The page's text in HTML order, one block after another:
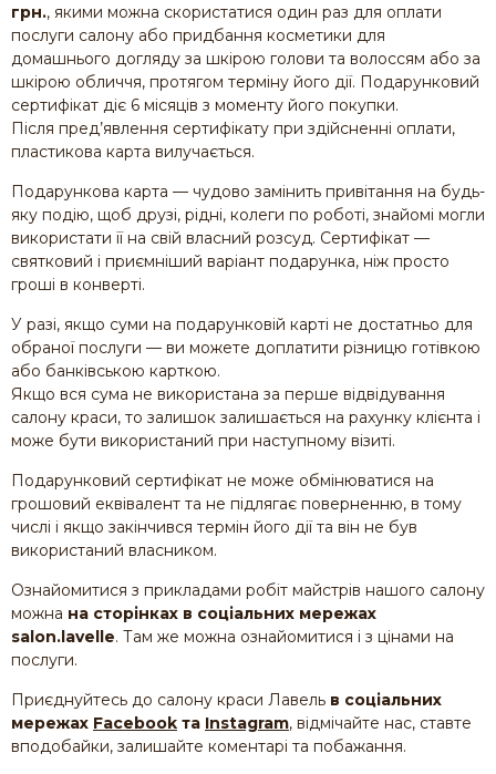
грн., якими можна скористатися один раз для оплати
послуги салону або придбання косметики для
домашнього догляду за шкірою голови та волоссям або за
шкірою обличчя, протягом терміну його дії. Подарунковий
сертифікат діє 6 місяців з моменту його покупки.
Після пред’явлення сертифікату при здійсненні оплати,
пластикова карта вилучається.
Подарункова карта — чудово замінить привітання на будь-
яку подію, щоб друзі, рідні, колеги по роботі, знайомі могли
використати її на свій власний розсуд. Сертифікат —
святковий і приємніший варіант подарунка, ніж просто
гроші в конверті.
У разі, якщо суми на подарунковій карті не достатньо для
обраної послуги — ви можете доплатити різницю готівкою
або банківською карткою.
Якщо вся сума не використана за перше відвідування
салону краси, то залишок залишається на рахунку клієнта і
може бути використаний при наступному візиті.
Подарунковий сертифікат не може обмінюватися на
грошовий еквівалент та не підлягає поверненню, в тому
числі і якщо закінчився термін його дії та він не був
використаний власником.
Ознайомитися з прикладами робіт майстрів нашого салону
можна на сторінках в соціальних мережах
salon.lavelle. Там же можна ознайомитися і з цінами на
послуги.
Приєднуйтесь до салону краси Лавель в соціальних
мережах Facebook та Instagram, відмічайте нас, ставте
вподобайки, залишайте коментарі та побажання.